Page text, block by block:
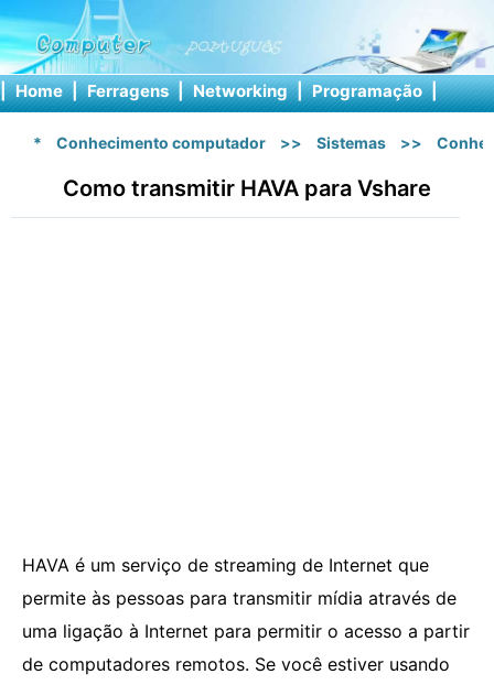
| Home | Ferragens | Networking | Programação |
* Conhecimento computador >> Sistemas >>
Como transmitir HAVA para Vshare
HAVA é um serviço de streaming de Internet que
permite às pessoas para transmitir mídia através de
uma ligação à Internet para permitir o acesso a partir
de computadores remotos. Se você estiver usando